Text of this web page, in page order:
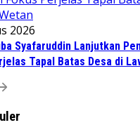
2026
Syafaruddin Lanjutkan
Tapal Batas Desa di